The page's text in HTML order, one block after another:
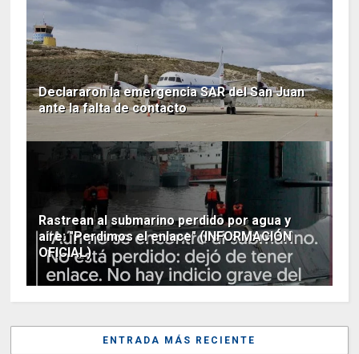
Declararon la emergencia SAR del San Juan
ante la falta de contacto
Rastrean al submarino perdido por agua y
aire: "Perdimos el enlace" (INFORMACIÓN
OFICIAL)
ENTRADA MÁS RECIENTE